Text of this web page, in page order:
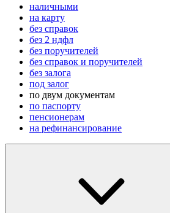
наличными
на карту
без справок
без 2 ндфл
без поручителей
без справок и поручителей
без залога
под залог
по двум документам
по паспорту
пенсионерам
на рефинансирование